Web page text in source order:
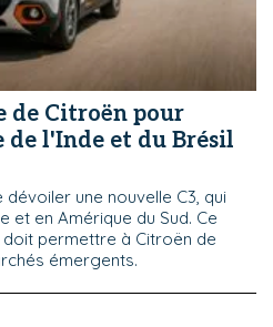
de Citroën pour
l'Inde et du Brésil
une nouvelle C3, qui
et en Amérique du Sud. Ce
permettre à Citroën de
émergents.